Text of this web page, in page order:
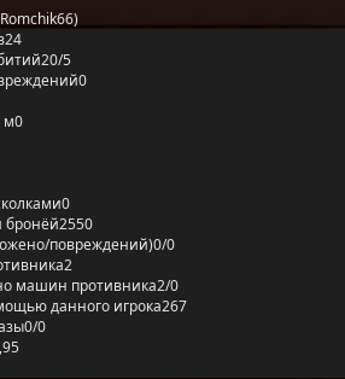
24
20/5
0
м0
0
бронёй2550
повреждений)0/0
2
машин противника2/0
данного игрока267
0/0